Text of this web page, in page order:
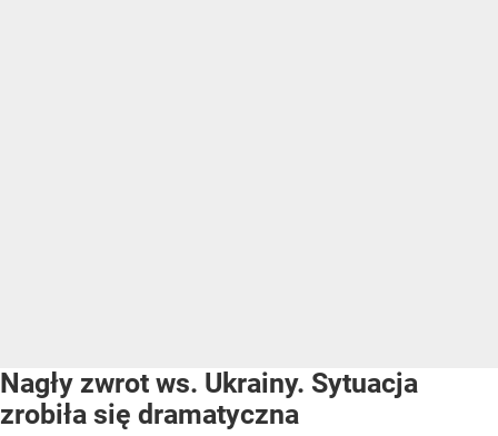
Nagły zwrot ws. Ukrainy. Sytuacja
zrobiła się dramatyczna